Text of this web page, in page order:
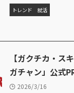
トレンド 就活
【ガクチカ・ス
ガチャン」公式
2026/3/16